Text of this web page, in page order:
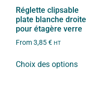
Réglette clipsable
plate blanche droite
pour étagère verre
From3,85€ HT
Choix des options